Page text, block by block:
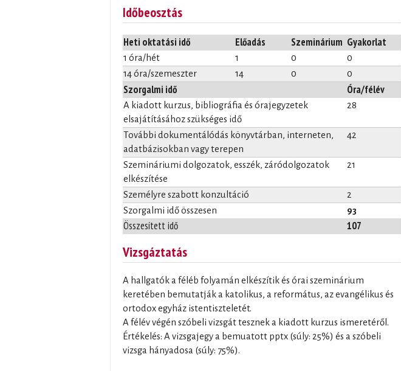
Időbeosztás
Heti oktatási idő Előadás Szeminárium Gyakorlat
1 óra/hét 1 0
0
14 óra/szemeszter
14 0 0
Szorgalmi idő Óra/félév
Összesített idő 107
A kiadott kurzus, bibliográfia és órajegyzetek
elsajátításához szükséges idő
28
További dokumentálódás könyvtárban, interneten,
adatbázisokban vagy terepen
42
Szemináriumi dolgozatok, esszék, záródolgozatok
elkészítése
21
Személyre szabott konzultáció
2
Szorgalmi idő összesen
93
Vizsgáztatás
A hallgatók a féléb folyamán elkészítik és órai szeminárium
keretében bemutatják a katolikus, a református, az evangélikus és
ortodox egyház istentiszteletét.
A félév végén szóbeli vizsgát tesznek a kiadott kurzus ismeretéről.
Értékelés: A vizsgajegy a bemuatott pptx (súly: 25%) és a szóbeli
vizsga hányadosa (súly: 75%).